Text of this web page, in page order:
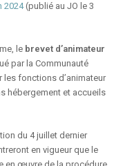
2024(publié au JO le 3
le brevet d’animateur
par la Communauté
les fonctions d’animateur
hébergement et accueils
du 4 juillet dernier
en vigueur que le